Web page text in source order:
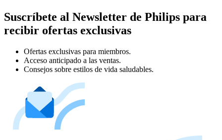
Suscríbete al Newsletter de Philips para
recibir ofertas exclusivas
Ofertas exclusivas para miembros.
Acceso anticipado a las ventas.
Consejos sobre estilos de vida saludables.